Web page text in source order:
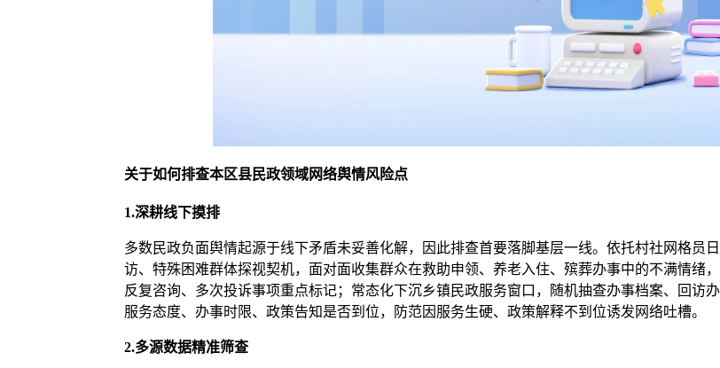
关于如何排查本区县民政领域网络舆情风险点
1.深耕线下摸排
多数民政负面舆情起源于线下矛盾未妥善化解，因此排查首要落脚基层一线。依托村社网格员
访、特殊困难群体探视契机，面对面收集群众在救助申领、养老入住、殡葬办事中的不满情绪，
反复咨询、多次投诉事项重点标记；常态化下沉乡镇民政服务窗口，随机抽查办事档案、回访
服务态度、办事时限、政策告知是否到位，防范因服务生硬、政策解释不到位诱发网络吐槽。
2.多源数据精准筛查